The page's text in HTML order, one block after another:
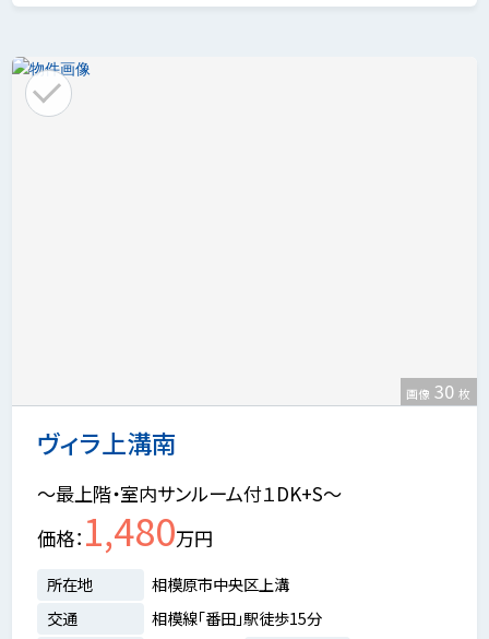
ヴィラ上溝南
画像 30 枚
～最上階・室内サンルーム付１DK+S～
価格 1,480万円
所在地
相模原市中央区上溝
交通
相模線「番田」駅徒歩15分